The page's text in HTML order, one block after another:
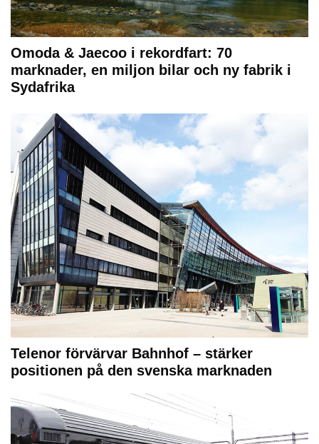
Omoda & Jaecoo i rekordfart: 70
marknader, en miljon bilar och ny fabrik i
Sydafrika
Telenor förvärvar Bahnhof – stärker
positionen på den svenska marknaden